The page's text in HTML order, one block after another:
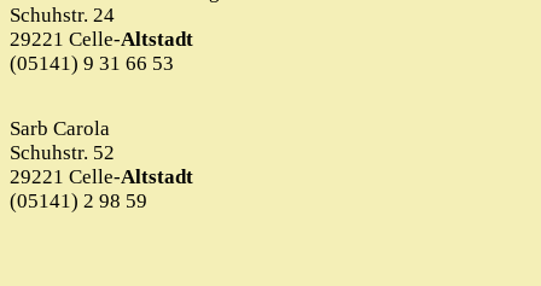
Schuhstr. 24
29221 Celle-Altstadt
(05141) 9 31 66 53
Sarb Carola
Schuhstr. 52
29221 Celle-Altstadt
(05141) 2 98 59